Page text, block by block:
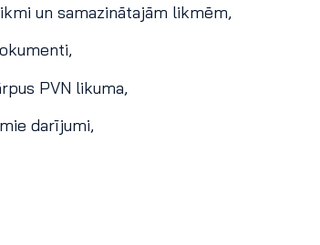
un samazinātajām likmēm,
PVN likuma,
darījumi,